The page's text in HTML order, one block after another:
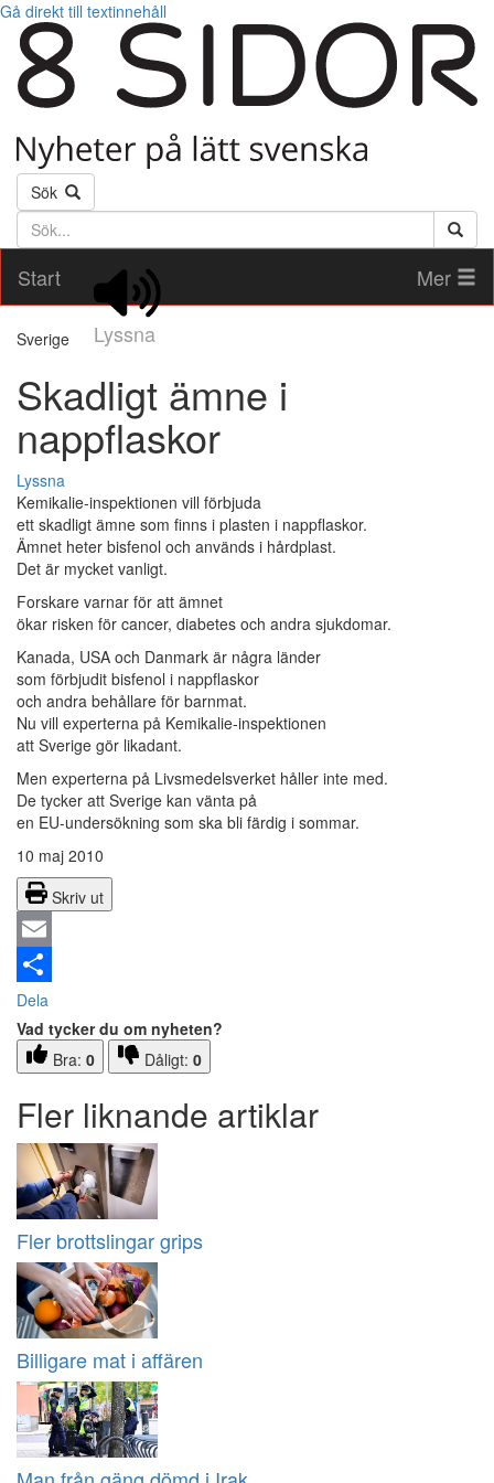
Gå direkt till textinnehåll
Sök
Söktext
Start
Lyssna
Mer
Sverige
Skadligt ämne i
nappflaskor
Lyssna
Kemikalie-inspektionen vill förbjuda
ett skadligt ämne som finns i plasten i nappflaskor.
Ämnet heter bisfenol och används i hårdplast.
Det är mycket vanligt.
Forskare varnar för att ämnet
ökar risken för cancer, diabetes och andra sjukdomar.
Kanada, USA och Danmark är några länder
som förbjudit bisfenol i nappflaskor
och andra behållare för barnmat.
Nu vill experterna på Kemikalie-inspektionen
att Sverige gör likadant.
Men experterna på Livsmedelsverket håller inte med.
De tycker att Sverige kan vänta på
en EU-undersökning som ska bli färdig i sommar.
10 maj 2010
Skriv ut
Email
Dela
Vad tycker du om nyheten?
Bra: 0 Dåligt: 0
Fler liknande artiklar
Fler brottslingar grips
Billigare mat i affären